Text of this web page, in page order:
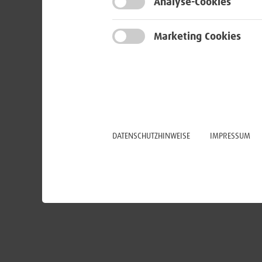
Marketing Cookies
DATENSCHUTZHINWEISE IMPRESSUM